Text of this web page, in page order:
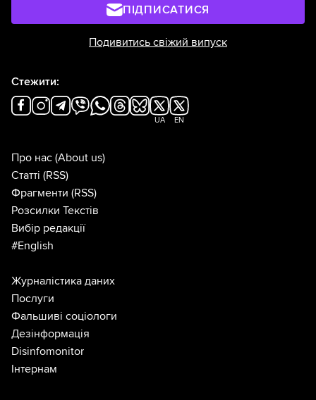
ПІДПИСАТИСЯ
Подивитись свіжий випуск
Стежити:
UA EN
Про нас (About us)
Статті (RSS)
Фрагменти (RSS)
Розсилки Текстів
Вибір редакції
#English
Журналістика даних
Послуги
Фальшиві соціологи
Дезінформація
Disinfomonitor
Інтернам